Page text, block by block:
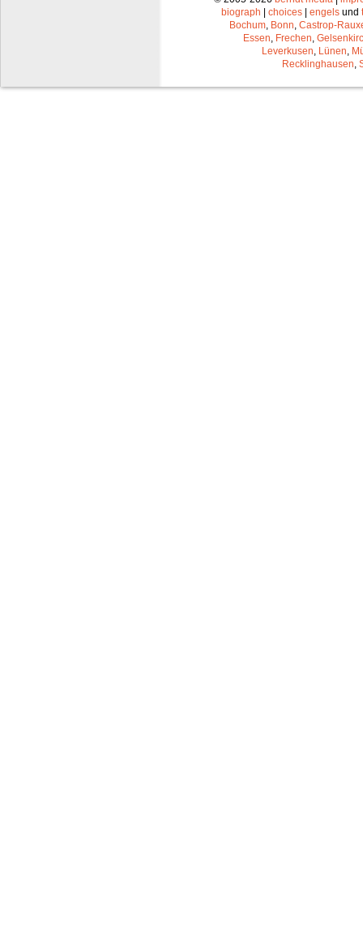
biograph | choices | engels und
Bochum, Bonn, Castrop-
Essen, Frechen,
Leverkusen, Lünen,
Recklinghausen,